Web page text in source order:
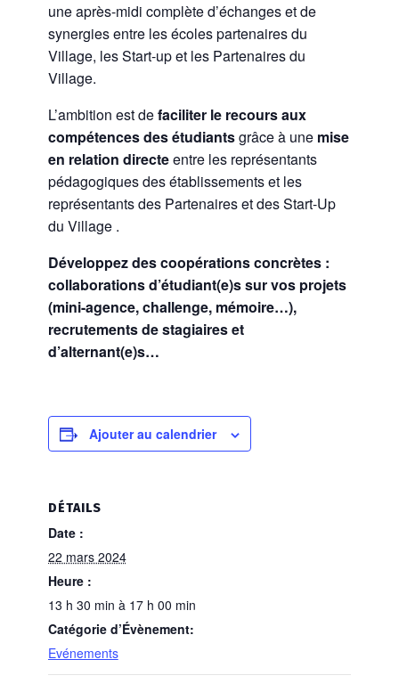
une après-midi complète d’échanges et de
synergies entre les écoles partenaires du
Village, les Start-up et les Partenaires du
Village.
L’ambition est defaciliter le recours aux
compétences des étudiantsgrâce à une mise
en relation directeentre les représentants
pédagogiques des établissements et les
représentants des Partenaires et des Start-Up
du Village .
Développez des coopérations concrètes :
collaborations d’étudiant(e)s sur vos projets
(mini-agence, challenge, mémoire…),
recrutements de stagiaires et
d’alternant(e)s…
Ajouter au calendrier
DÉTAILS
Date :
22 mars 2024
Heure :
13 h 30 min à 17 h 00 min
Catégorie d’Évènement:
Evénements